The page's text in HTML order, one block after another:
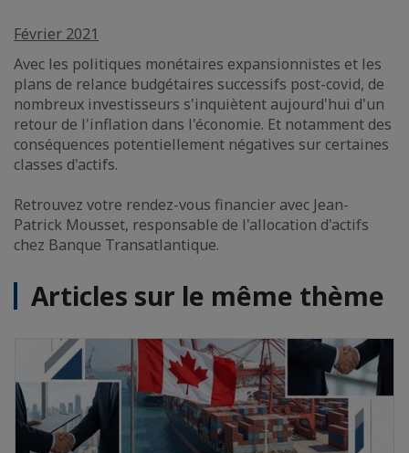
Février 2021
Avec les politiques monétaires expansionnistes et les
plans de relance budgétaires successifs post-covid, de
nombreux investisseurs s'inquiètent aujourd'hui d'un
retour de l'inflation dans l'économie. Et notamment des
conséquences potentiellement négatives sur certaines
classes d'actifs.
Retrouvez votre rendez-vous financier avec Jean-
Patrick Mousset, responsable de l'allocation d'actifs
chez Banque Transatlantique.
Articles sur le même thème